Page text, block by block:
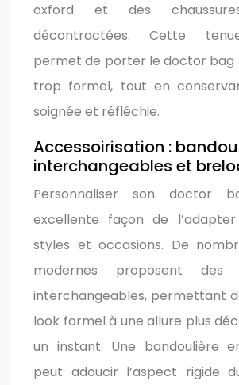
oxford et des
décontractées. Cette
permet de porter le doctor bag
trop formel, tout en
soignée et réfléchie.
Accessoirisation :
interchangeables et
Personnaliser son doctor
excellente façon de
styles et occasions. De
modernes proposent des
interchangeables, permettant
look formel à une allure plus
un instant. Une bandoulière
peut adoucir l’aspect rigide